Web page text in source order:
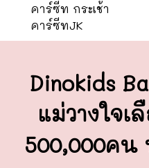
คาร์ซีท กระเช้า
คาร์ซีทJK
Dinokids
แม่วางใจเ
500,000คน